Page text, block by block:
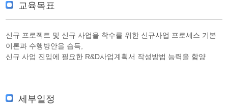
교육목표
신규 프로젝트 및 신규 사업을 착수를 위한 신규사업 프로세스 기본
이론과 수행방안을 습득,
신규 사업 진입에 필요한 R&D사업계획서 작성방법 능력을 함양
세부일정